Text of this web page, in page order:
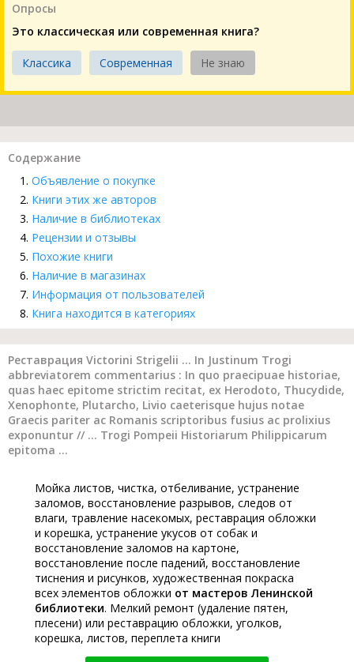
Опросы
Это классическая или современная книга?
Классика Современная Не знаю
Содержание
Объявление о покупке
Книги этих же авторов
Наличие в библиотеках
Рецензии и отзывы
Похожие книги
Наличие в магазинах
Информация от пользователей
Книга находится в категориях
Реставрация Victorini Strigelii ... In Justinum Trogi
abbreviatorem commentarius : In quo praecipuae historiae,
quas haec epitome strictim recitat, ex Herodoto, Thucydide,
Xenophonte, Plutarcho, Livio caeterisque hujus notae
Graecis pariter ac Romanis scriptoribus fusius ac prolixius
exponuntur // ... Trogi Pompeii Historiarum Philippicarum
epitoma ...
Мойка листов, чистка, отбеливание, устранение
заломов, восстановление разрывов, следов от
влаги, травление насекомых, реставрация обложки
и корешка, устранение укусов от собак и
восстановление заломов на картоне,
восстановление после падений, восстановление
тиснения и рисунков, художественная покраска
всех элементов обложки от мастеров Ленинской
библиотеки. Мелкий ремонт (удаление пятен,
плесени) или реставрацию обложки, уголков,
корешка, листов, переплета книги